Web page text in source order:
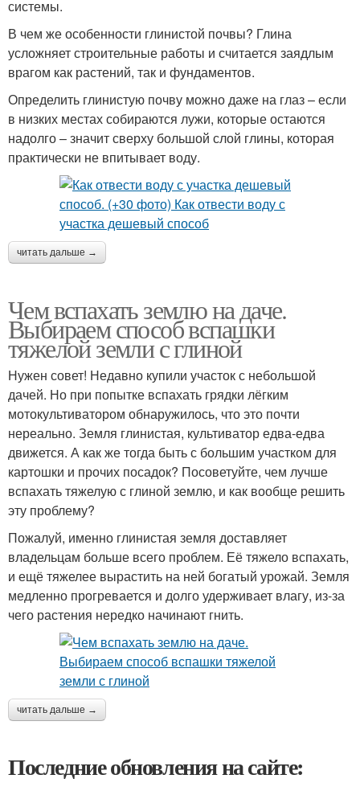
системы.
В чем же особенности глинистой почвы? Глина
усложняет строительные работы и считается заядлым
врагом как растений, так и фундаментов.
Определить глинистую почву можно даже на глаз – если
в низких местах собираются лужи, которые остаются
надолго – значит сверху большой слой глины, которая
практически не впитывает воду.
читать дальше →
Чем вспахать землю на даче.
Выбираем способ вспашки
тяжелой земли с глиной
Нужен совет! Недавно купили участок с небольшой
дачей. Но при попытке вспахать грядки лёгким
мотокультиватором обнаружилось, что это почти
нереально. Земля глинистая, культиватор едва-едва
движется. А как же тогда быть с большим участком для
картошки и прочих посадок? Посоветуйте, чем лучше
вспахать тяжелую с глиной землю, и как вообще решить
эту проблему?
Пожалуй, именно глинистая земля доставляет
владельцам больше всего проблем. Её тяжело вспахать,
и ещё тяжелее вырастить на ней богатый урожай. Земля
медленно прогревается и долго удерживает влагу, из-за
чего растения нередко начинают гнить.
читать дальше →
Последние обновления на сайте: